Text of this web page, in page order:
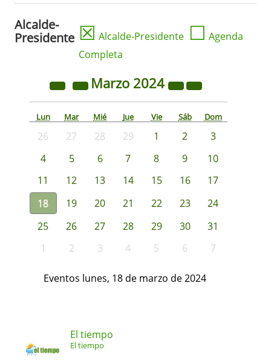
Alcalde-
Presidente ☒ Alcalde-Presidente ☐ Agenda
Completa
Marzo 2024
Lun Mar Mié Jue Vie Sáb Dom
26 27 28 29 1 2
3
4
5 6 7 8 9
10
11
12 13 14 15 16
17
18
19 20 21 22 23
24
25
26 27 28 29 30
31
1
2 3 4 5 6 7
Eventos lunes, 18 de marzo de 2024
El tiempo
El tiempo